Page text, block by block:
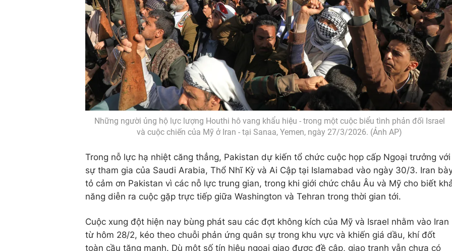
Những người ủng hộ lực lượng Houthi hô vang khẩu hiệu - trong một cuộc biểu tình phản đối Israel
và cuộc chiến của Mỹ ở Iran - tại Sanaa, Yemen, ngày 27/3/2026. (Ảnh AP)
Trong nỗ lực hạ nhiệt căng thẳng, Pakistan dự kiến tổ chức cuộc họp cấp Ngoại trưởng với
sự tham gia của Saudi Arabia, Thổ Nhĩ Kỳ và Ai Cập tại Islamabad vào ngày 30/3. Iran
tỏ cảm ơn Pakistan vì các nỗ lực trung gian, trong khi giới chức châu Âu và Mỹ cho biết
năng diễn ra cuộc gặp trực tiếp giữa Washington và Tehran trong thời gian tới.
Cuộc xung đột hiện nay bùng phát sau các đợt không kích của Mỹ và Israel nhằm vào Iran
từ hôm 28/2, kéo theo chuỗi phản ứng quân sự trong khu vực và khiến giá dầu, khí đốt
toàn cầu tăng mạnh. Dù một số tín hiệu ngoại giao được đề cập, giao tranh vẫn chưa có